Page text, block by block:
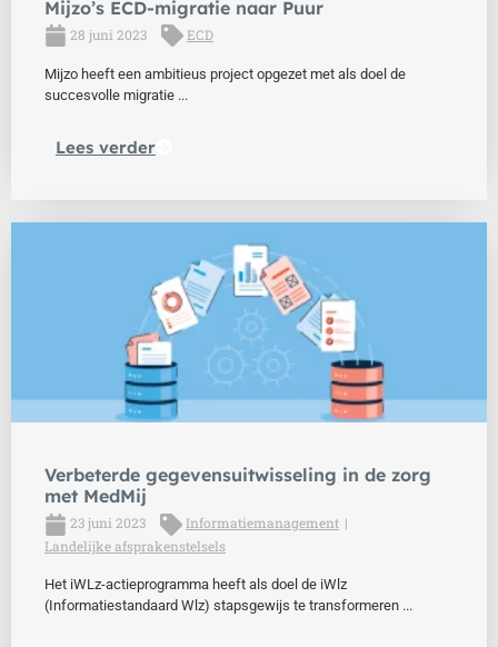
Mijzo’s ECD-migratie naar Puur
28 juni 2023 ECD
Mijzo heeft een ambitieus project opgezet met als doel de
succesvolle migratie ...
Lees verder
Verbeterde gegevensuitwisseling in de zorg
met MedMij
23 juni 2023
Informatiemanagement
Landelijke afsprakenstelsels
Het iWLz-actieprogramma heeft als doel de iWlz
(Informatiestandaard Wlz) stapsgewijs te transformeren ...